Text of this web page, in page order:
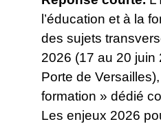
l’éducation et à la
des sujets
2026 (17 au 20 juin
Porte de
formation » dédié
Les enjeux 2026